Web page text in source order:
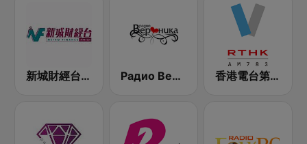
新城財經台 Metro Finance FM104 Радио Вероника 96.7 (Radio Veronika) 香港電台第五台 - RTHK Radio 5